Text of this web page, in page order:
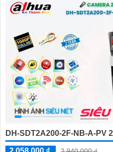
DH-SDT2A200-2F-NB-A-PV